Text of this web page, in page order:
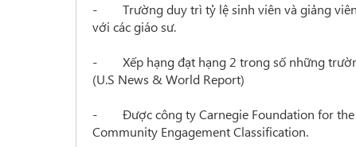
- Trường duy trì tỷ lệ sinh viên và giảng viên
với các giáo sư.
- Xếp hạng đạt hạng 2 trong số những
(U.S News & World Report)
- Được công ty Carnegie Foundation for the
Community Engagement Classification.